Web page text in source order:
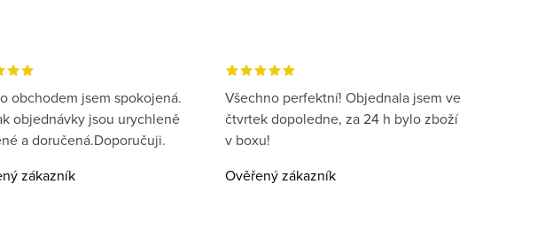
obchodem jsem spokojená.
objednávky jsou urychleně
a doručená.Doporučuji.
zákazník
Všechno perfektní! Objednala jsem ve
čtvrtek dopoledne, za 24 h bylo zboží
v boxu!
Ověřený zákazník